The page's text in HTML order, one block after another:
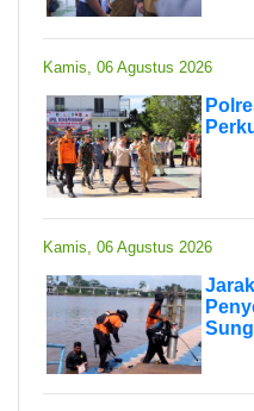
Kamis, 06 Agustus 2026
Kamis, 06 Agustus 2026